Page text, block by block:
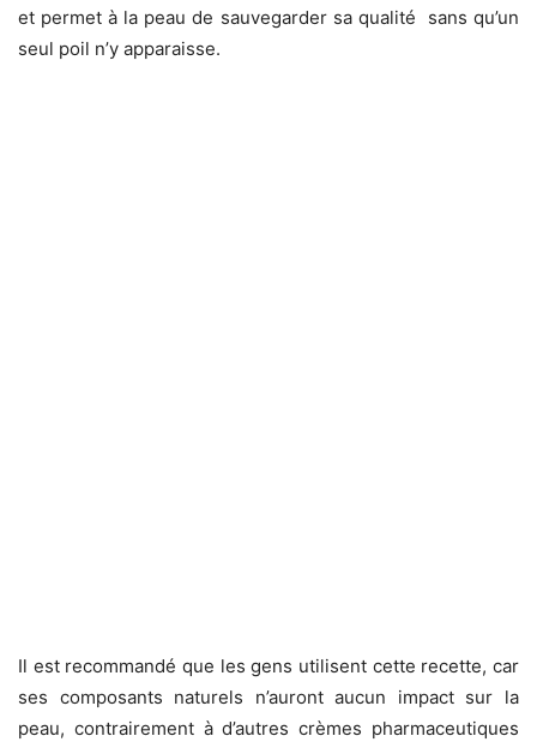
et permet à la peau de sauvegarder sa qualité sans qu’un
seul poil n’y apparaisse.
Il est recommandé que les gens utilisent cette recette, car
ses composants naturels n’auront aucun impact sur la
peau, contrairement à d’autres crèmes pharmaceutiques